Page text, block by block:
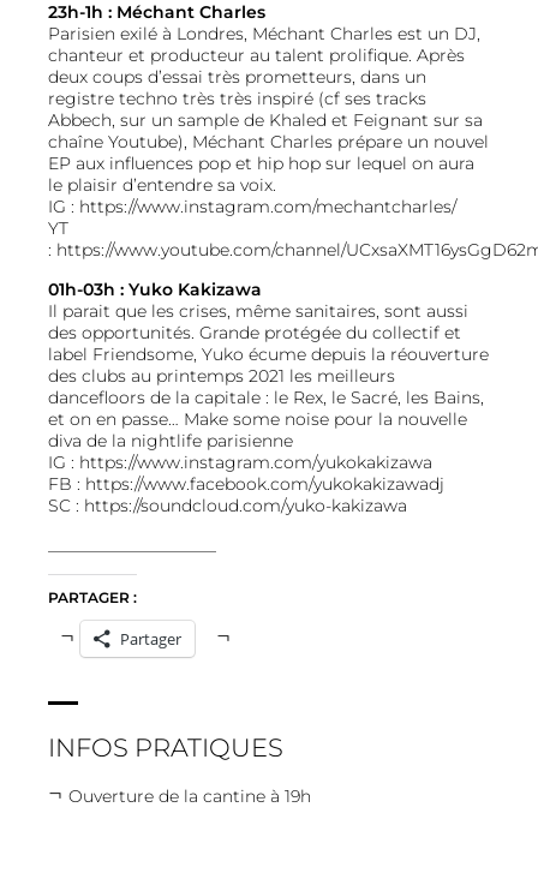
23h-1h : Méchant Charles
Parisien exilé à Londres, Méchant Charles est un DJ,
chanteur et producteur au talent prolifique. Après
deux coups d’essai très prometteurs, dans un
registre techno très très inspiré (cf ses tracks
Abbech, sur un sample de Khaled et Feignant sur sa
chaîne Youtube), Méchant Charles prépare un nouvel
EP aux influences pop et hip hop sur lequel on aura
le plaisir d’entendre sa voix.
IG : https://www.instagram.com/mechantcharles/
YT
: https://www.youtube.com/channel/
01h-03h : Yuko Kakizawa
Il parait que les crises, même sanitaires, sont aussi
des opportunités. Grande protégée du collectif et
label Friendsome, Yuko écume depuis la réouverture
des clubs au printemps 2021 les meilleurs
dancefloors de la capitale : le Rex, le Sacré, les Bains,
et on en passe… Make some noise pour la nouvelle
diva de la nightlife parisienne
IG : https://www.instagram.com/yukokakizawa
FB : https://www.facebook.com/yukokakizawadj
SC : https://soundcloud.com/yuko-kakizawa
PARTAGER :
Partager
INFOS PRATIQUES
Ouverture de la cantine à 19h